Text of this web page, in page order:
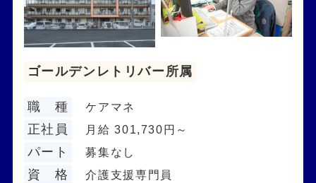
ゴールデンレトリバー所属
職 種 ケアマネ
正社員 月給 301,730円～
パート 募集なし
資 格 介護支援専門員